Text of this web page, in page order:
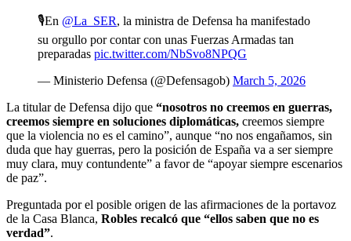
🎙️En @La_SER, la ministra de Defensa ha manifestado
su orgullo por contar con unas Fuerzas Armadas tan
preparadas pic.twitter.com/NbSvo8NPQG
— Ministerio Defensa (@Defensagob) March 5, 2026
La titular de Defensa dijo que “nosotros no creemos en guerras,
creemos siempre en soluciones diplomáticas, creemos siempre
que la violencia no es el camino”, aunque “no nos engañamos, sin
duda que hay guerras, pero la posición de España va a ser siempre
muy clara, muy contundente” a favor de “apoyar siempre escenarios
de paz”.
Preguntada por el posible origen de las afirmaciones de la portavoz
de la Casa Blanca, Robles recalcó que “ellos saben que no es
verdad”.